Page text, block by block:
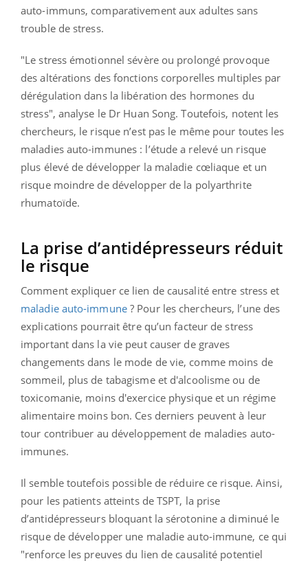
auto-immuns, comparativement aux adultes sans
trouble de stress.
"Le stress émotionnel sévère ou prolongé provoque
des altérations des fonctions corporelles multiples par
dérégulation dans la libération des hormones du
stress", analyse le Dr Huan Song. Toutefois, notent les
chercheurs, le risque n’est pas le même pour toutes les
maladies auto-immunes : l’étude a relevé un risque
plus élevé de développer la maladie cœliaque et un
risque moindre de développer de la polyarthrite
rhumatoïde.
La prise d’antidépresseurs réduit
le risque
Comment expliquer ce lien de causalité entre stress et
maladie auto-immune? Pour les chercheurs, l’une des
explications pourrait être qu’un facteur de stress
important dans la vie peut causer de graves
changements dans le mode de vie, comme moins de
sommeil, plus de tabagisme et d'alcoolisme ou de
toxicomanie, moins d'exercice physique et un régime
alimentaire moins bon. Ces derniers peuvent à leur
tour contribuer au développement de maladies auto-
immunes.
Il semble toutefois possible de réduire ce risque. Ainsi,
pour les patients atteints de TSPT, la prise
d’antidépresseurs bloquant la sérotonine a diminué le
risque de développer une maladie auto-immune, ce qui
"renforce les preuves du lien de causalité potentiel